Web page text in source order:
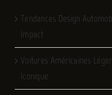
Tendances Design
Impact
Voitures Américaines
Iconique